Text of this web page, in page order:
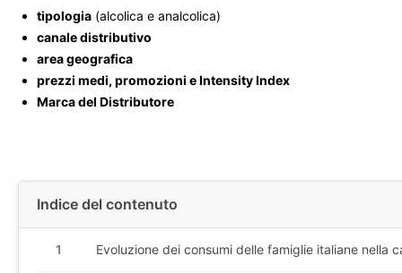
tipologia (alcolica e analcolica)
canale distributivo
area geografica
prezzi medi, promozioni e Intensity Index
Marca del Distributore
Indice del contenuto
1 Evoluzione dei consumi delle famiglie italiane nella